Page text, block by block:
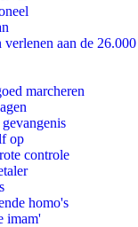
aan de 26.000
marcheren
op
controle
homo's
imam'